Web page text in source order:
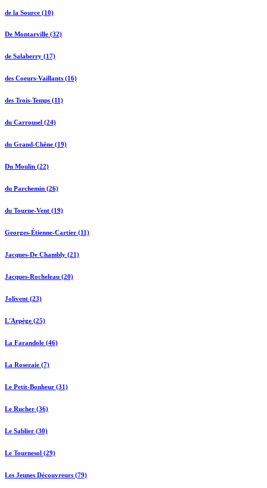
de la Source (10)
De Montarville (32)
de Salaberry (17)
des Coeurs-Vaillants (16)
des Trois-Temps (11)
du Carrousel (24)
du Grand-Chêne (19)
Du Moulin (22)
du Parchemin (26)
du Tourne-Vent (19)
Georges-Étienne-Cartier (11)
Jacques-De Chambly (21)
Jacques-Rocheleau (20)
Jolivent (23)
L'Arpège (25)
La Farandole (46)
La Roseraie (7)
Le Petit-Bonheur (31)
Le Rucher (36)
Le Sablier (30)
Le Tournesol (29)
Les Jeunes Découvreurs (79)